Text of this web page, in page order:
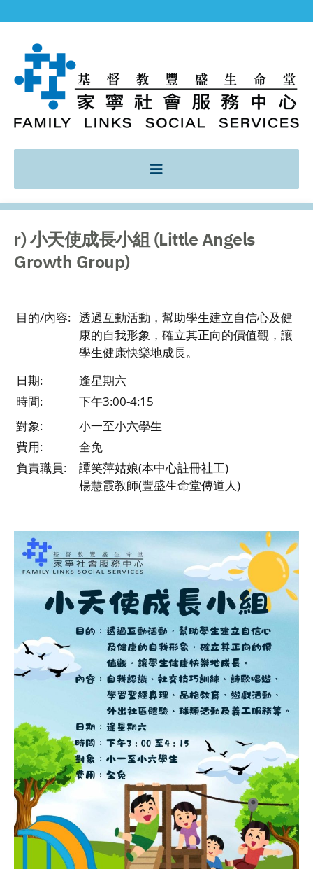
r) 小天使成長小組 (Little Angels
Growth Group)
目的/內容: 透過互動活動，幫助學生建立自信心及健
康的自我形象，確立其正向的價值觀，讓
學生健康快樂地成長。
日期:
逢星期六
時間:
下午3:00-4:15
對象:
小一至小六學生
費用:
全免
負責職員:
譚笑萍姑娘(本中心註冊社工)
楊慧霞教師(豐盛生命堂傳道人)